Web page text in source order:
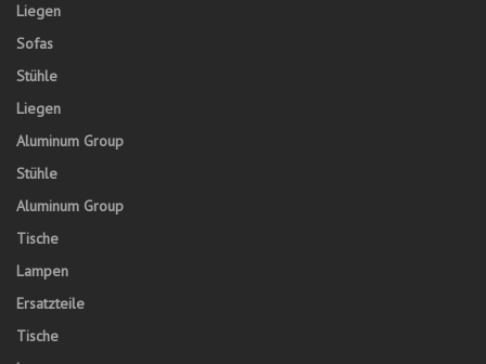
Liegen
Sofas
Stühle
Liegen
Aluminum Group
Stühle
Aluminum Group
Tische
Lampen
Ersatzteile
Tische